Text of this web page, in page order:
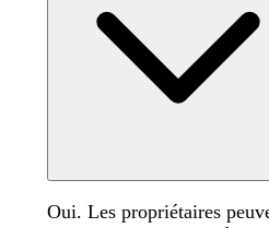
Oui. Les propriétaires